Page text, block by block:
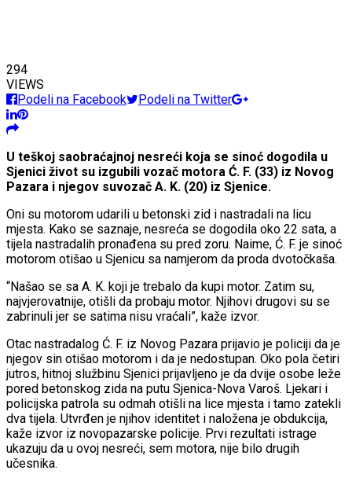
294
VIEWS
Podeli na Facebook
Podeli na Twitter
U teškoj saobraćajnoj nesreći koja se sinoć dogodila u
Sjenici život su izgubili vozač motora Ć. F. (33) iz Novog
Pazara i njegov suvozač A. K. (20) iz Sjenice.
Oni su motorom udarili u betonski zid i nastradali na licu
mjesta. Kako se saznaje, nesreća se dogodila oko 22 sata, a
tijela nastradalih pronađena su pred zoru. Naime, Ć. F. je sinoć
motorom otišao u Sjenicu sa namjerom da proda dvotočkaša.
“Našao se sa A. K. koji je trebalo da kupi motor. Zatim su,
najvjerovatnije, otišli da probaju motor. Njihovi drugovi su se
zabrinuli jer se satima nisu vraćali”, kaže izvor.
Otac nastradalog Ć. F. iz Novog Pazara prijavio je policiji da je
njegov sin otišao motorom i da je nedostupan. Oko pola četiri
jutros, hitnoj službinu Sjenici prijavljeno je da dvije osobe leže
pored betonskog zida na putu Sjenica-Nova Varoš. Ljekari i
policijska patrola su odmah otišli na lice mjesta i tamo zatekli
dva tijela. Utvrđen je njihov identitet i naložena je obdukcija,
kaže izvor iz novopazarske policije. Prvi rezultati istrage
ukazuju da u ovoj nesreći, sem motora, nije bilo drugih
učesnika.